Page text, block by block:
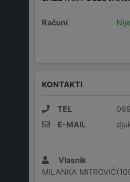
Računi
KONTAKTI
TEL
E-MAIL
Vlasnik
MILANKA